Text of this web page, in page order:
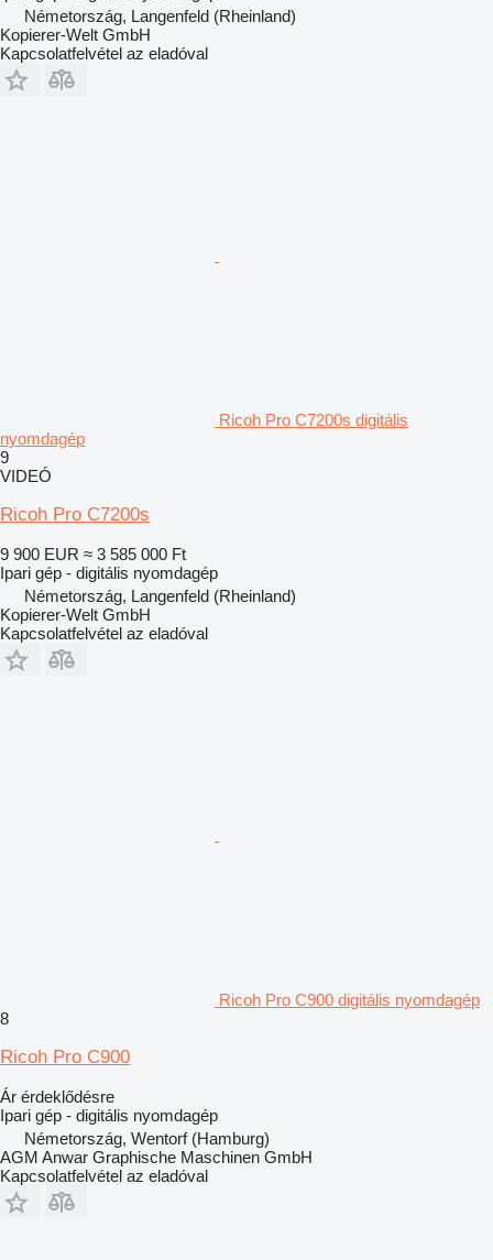
Németország, Langenfeld (Rheinland)
Kopierer-Welt GmbH
Kapcsolatfelvétel az eladóval
Ricoh Pro C7200s digitális
nyomdagép
9
VIDEÓ
Ricoh Pro C7200s
9 900 EUR ≈ 3 585 000 Ft
Ipari gép - digitális nyomdagép
Németország, Langenfeld (Rheinland)
Kopierer-Welt GmbH
Kapcsolatfelvétel az eladóval
Ricoh Pro C900 digitális nyomdagép
8
Ricoh Pro C900
Ár érdeklődésre
Ipari gép - digitális nyomdagép
Németország, Wentorf (Hamburg)
AGM Anwar Graphische Maschinen GmbH
Kapcsolatfelvétel az eladóval